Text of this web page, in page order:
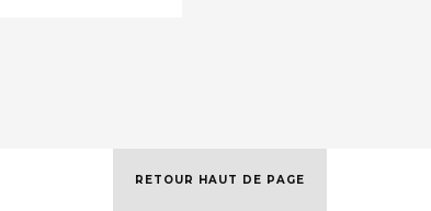
RETOUR HAUT DE PAGE